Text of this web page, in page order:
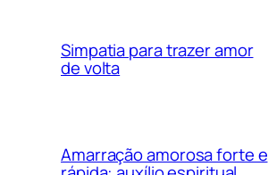
Simpatia para trazer amor
de volta
Amarração amorosa forte e